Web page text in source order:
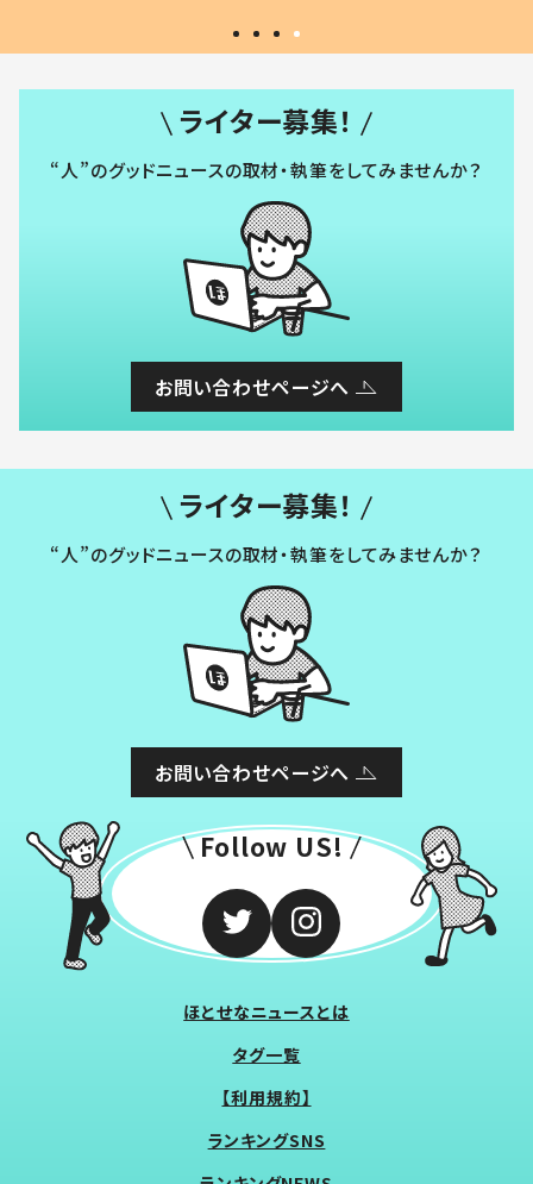
ライター募集！
“人”のグッドニュースの取材・執筆をしてみませんか？
お問い合わせページへ
ライター募集！
“人”のグッドニュースの取材・執筆をしてみませんか？
お問い合わせページへ
Follow US!
ほとせなニュースとは
タグ一覧
【利用規約】
ランキングSNS